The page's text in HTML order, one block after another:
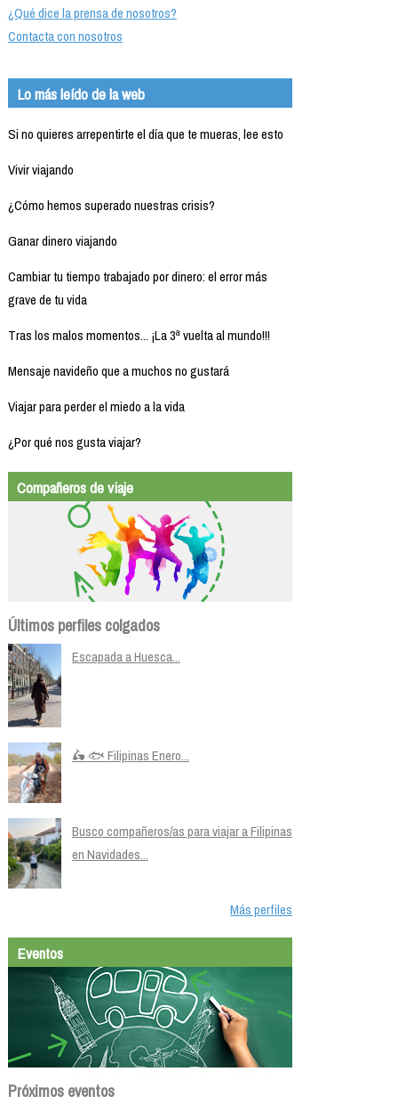
¿Qué dice la prensa de nosotros?
Contacta con nosotros
Lo más leído de la web
Si no quieres arrepentirte el día que te mueras, lee esto
Vivir viajando
¿Cómo hemos superado nuestras crisis?
Ganar dinero viajando
Cambiar tu tiempo trabajado por dinero: el error más
grave de tu vida
Tras los malos momentos... ¡La 3ª vuelta al mundo!!!
Mensaje navideño que a muchos no gustará
Viajar para perder el miedo a la vida
¿Por qué nos gusta viajar?
Compañeros de viaje
Últimos perfiles colgados
Escapada a Huesca...
🛵 🐟 Filipinas Enero...
Busco compañeros/as para viajar a Filipinas
en Navidades...
Más perfiles
Eventos
Próximos eventos